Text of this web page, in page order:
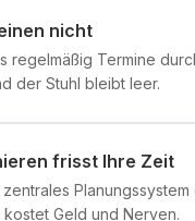
nicht
regelmäßig Termine
der Stuhl bleibt leer.
frisst Ihre Zeit
Geld und Nerven.